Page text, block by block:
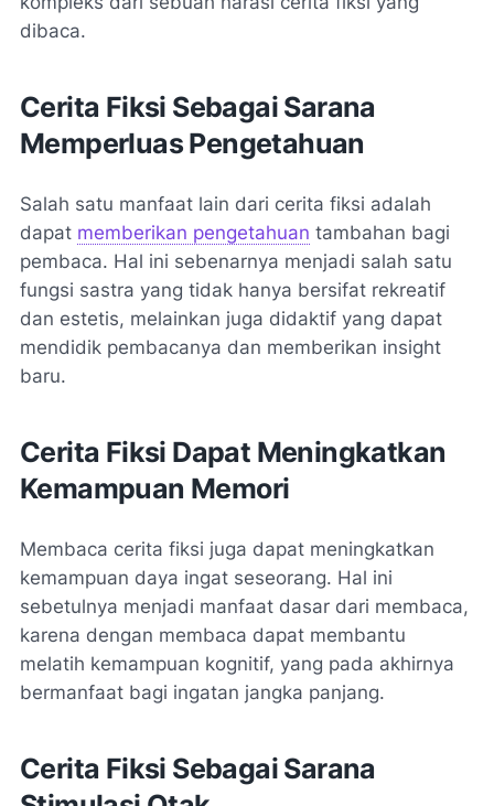
dibaca.
Cerita Fiksi Sebagai Sarana
Memperluas Pengetahuan
Salah satu manfaat lain dari cerita fiksi adalah
dapat memberikan pengetahuan tambahan bagi
pembaca. Hal ini sebenarnya menjadi salah satu
fungsi sastra yang tidak hanya bersifat rekreatif
dan estetis, melainkan juga didaktif yang dapat
mendidik pembacanya dan memberikan insight
baru.
Cerita Fiksi Dapat Meningkatkan
Kemampuan Memori
Membaca cerita fiksi juga dapat meningkatkan
kemampuan daya ingat seseorang. Hal ini
sebetulnya menjadi manfaat dasar dari membaca,
karena dengan membaca dapat membantu
melatih kemampuan kognitif, yang pada akhirnya
bermanfaat bagi ingatan jangka panjang.
Cerita Fiksi Sebagai Sarana